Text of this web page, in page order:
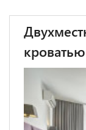
кроватью